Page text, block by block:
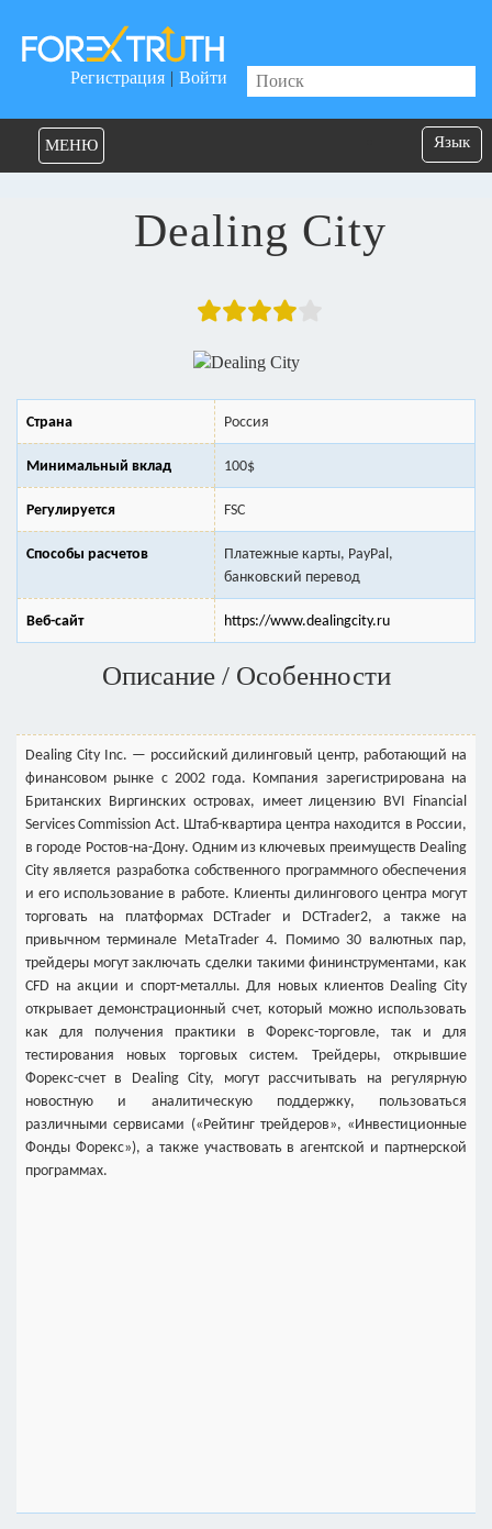
Регистрация | Войти
Язык
МЕНЮ
Dealing City
Страна Россия
Минимальный вклад 100$
Регулируется FSC
Способы расчетов
Платежные карты, PayPal,
банковский перевод
Веб-сайт https://www.dealingcity.ru
Описание / Особенности
Dealing Сity Inc. — российский дилинговый центр, работающий на
финансовом рынке с 2002 года. Компания зарегистрирована на
Британских Виргинских островах, имеет лицензию BVI Financial
Services Сommission Аct. Штаб-квартира центра находится в России,
в городе Ростов-на-Дону. Одним из ключевых преимуществ Dealing
City является разработка собственного программного обеспечения
и его использование в работе. Клиенты дилингового центра могут
торговать на платформах DCTrader и DCTrader2, а также на
привычном терминале MetaTrader 4. Помимо 30 валютных пар,
трейдеры могут заключать сделки такими фининструментами, как
CFD на акции и спорт-металлы. Для новых клиентов Dealing Сity
открывает демонстрационный счет, который можно использовать
как для получения практики в Форекс-торговле, так и для
тестирования новых торговых систем. Трейдеры, открывшие
Форекс-счет в Dealing City, могут рассчитывать на регулярную
новостную и аналитическую поддержку, пользоваться
различными сервисами («Рейтинг трейдеров», «Инвестиционные
Фонды Форекс»), а также участвовать в агентской и партнерской
программах.